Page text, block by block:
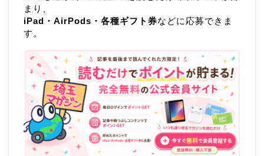
まり、
iPad・AirPods・各種ギフト券などに応募できま
す。